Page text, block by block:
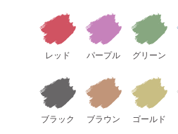
レッド パープル グリーン
ブラック ブラウン ゴールド